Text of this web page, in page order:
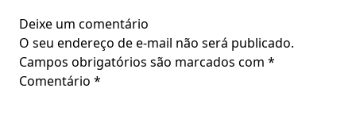
Deixe um comentário
O seu endereço de e-mail não será publicado.
Campos obrigatórios são marcados com *
Comentário *